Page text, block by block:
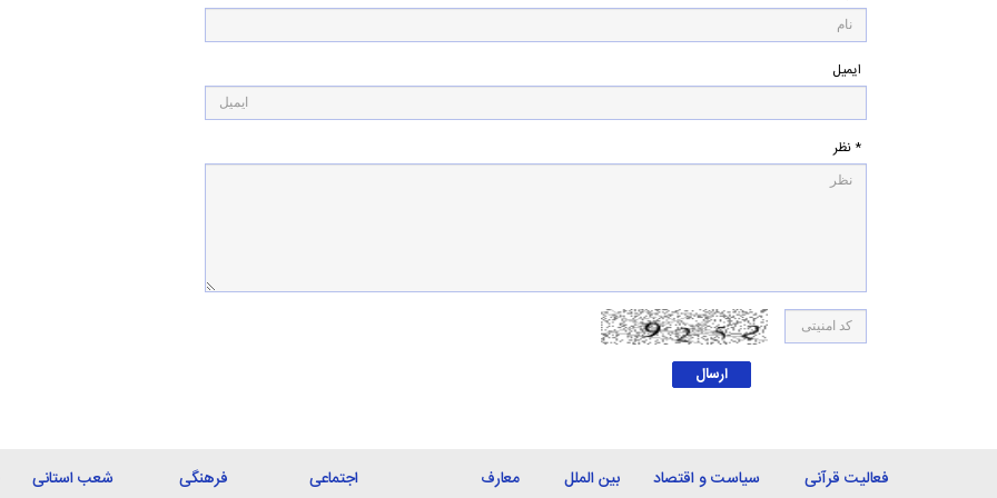
ایمیل
* نظر
فعالیت قرآنی سیاست و اقتصاد بین الملل معارف اجتماعی فرهنگی شعب استانی